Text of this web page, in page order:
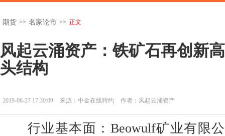
期货 >> 名家论市 >> 正文
风起云涌资产：铁矿石再创新
头结构
2019-06-27 17:30:09 来源：中金在线特约 作者：风起云涌资产
行业基本面：Beowulf矿业有限公